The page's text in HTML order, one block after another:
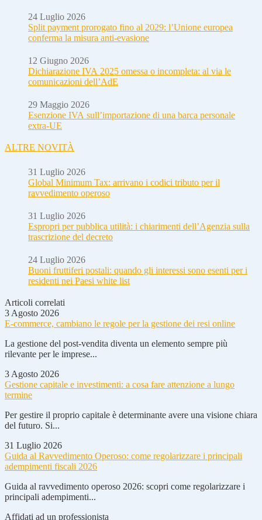
24 Luglio 2026
Split payment prorogato fino al 2029: l’Unione europea
conferma la misura anti-evasione
12 Giugno 2026
Dichiarazione IVA 2025 omessa o incompleta: al via le
comunicazioni dell’AdE
29 Maggio 2026
Esenzione IVA sull’importazione di una barca personale
extra-UE
ALTRE NOVITÀ
31 Luglio 2026
Global Minimum Tax: arrivano i codici tributo per il
ravvedimento operoso
31 Luglio 2026
Espropri per pubblica utilità: i chiarimenti dell’Agenzia sulla
trascrizione del decreto
24 Luglio 2026
Buoni fruttiferi postali: quando gli interessi sono esenti per i
residenti nei Paesi white list
Articoli correlati
3 Agosto 2026
E-commerce, cambiano le regole per la gestione dei resi online
La gestione del post-vendita diventa un elemento sempre più
rilevante per le imprese...
3 Agosto 2026
Gestione capitale e investimenti: a cosa fare attenzione a lungo
termine
Per gestire il proprio capitale è determinante avere una visione chiara
del futuro. Si...
31 Luglio 2026
Guida al Ravvedimento Operoso: come regolarizzare i principali
adempimenti fiscali 2026
Guida al ravvedimento operoso 2026: scopri come regolarizzare i
principali adempimenti...
Affidati ad un professionista